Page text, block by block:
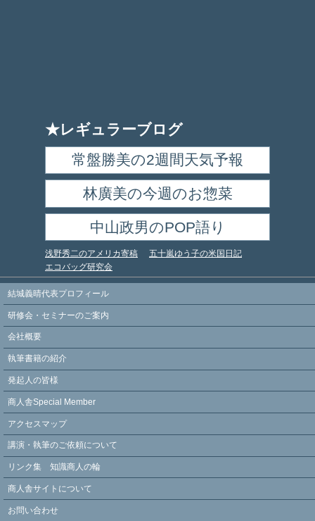
★レギュラーブログ
常盤勝美の2週間天気予報
林廣美の今週のお惣菜
浅野秀二のアメリカ寄稿 五十嵐ゆう子の米国日記
中山政男のPOP語り
エコバッグ研究会
結城義晴代表プロフィール
研修会・セミナーのご案内
会社概要
執筆書籍の紹介
発起人の皆様
商人舎Special Member
アクセスマップ
講演・執筆のご依頼について
リンク集 知識商人の輪
商人舎サイトについて
お問い合わせ